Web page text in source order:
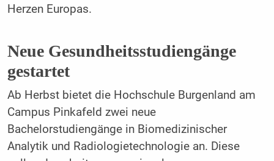
Herzen Europas.
Neue Gesundheitsstudiengänge
gestartet
Ab Herbst bietet die Hochschule Burgenland am
Campus Pinkafeld zwei neue
Bachelorstudiengänge in Biomedizinischer
Analytik und Radiologietechnologie an. Diese